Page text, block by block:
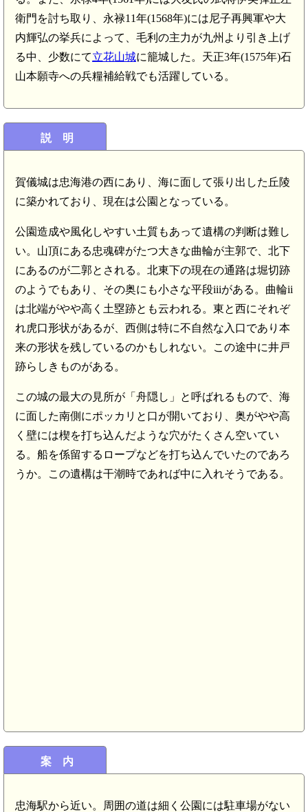
衛門を討ち取り、永禄11年(1568年)には尼子再興軍や大
内輝弘の挙兵によって、毛利の主力が九州より引き上げ
る中、少数にて立花山城に籠城した。天正3年(1575年)石
山本願寺への兵糧補給戦でも活躍している。
説 明
賀儀城は忠海港の西にあり、海に面して張り出した丘陵
に築かれており、現在は公園となっている。
公園造成や風化しやすい土質もあって遺構の判断は難し
い。山頂にある忠魂碑がたつ大きな曲輪が主郭で、北下
にあるのが二郭とされる。北東下の現在の通路は堀切跡
のようでもあり、その奥にも小さな平段iiiがある。曲輪ii
は北端がやや高く土塁跡とも云われる。東と西にそれぞ
れ虎口形状があるが、西側は特に不自然な入口であり本
来の形状を残しているのかもしれない。この途中に井戸
跡らしきものがある。
この城の最大の見所が「舟隠し」と呼ばれるもので、海
に面した南側にポッカリと口が開いており、奥がやや高
く壁には楔を打ち込んだような穴がたくさん空いてい
る。船を係留するロープなどを打ち込んでいたのであろ
うか。この遺構は干潮時であれば中に入れそうである。
案 内
忠海駅から近い。周囲の道は細く公園には駐車場がない